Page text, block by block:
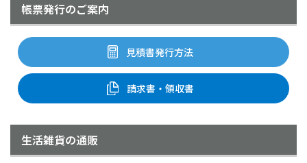
帳票発行のご案内
見積書発行方法
請求書・領収書
生活雑貨の通販